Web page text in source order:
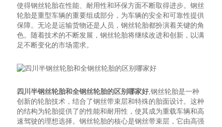
使得钢丝轮胎在性能、耐用性和环保方面不断取得进步。钢丝
轮胎是重型车辆的重要组成部分，为车辆的安全和可靠性提供
保障。无论是运输货物还是人员，钢丝轮胎都扮演着关键的角
色。随着技术的不断发展，钢丝轮胎将继续改进和创新，以满
足不断变化的市场需求。
四川半钢丝轮胎和全钢丝轮胎的区别哪家好,钢丝轮胎是一种
创新的轮胎技术，结合了钢丝带束层和特殊的胎面设计。这种
的结构为轮胎提供了的性能和耐用性，使其成为重载车辆和高
速驾驶的理想选择。钢丝轮胎的核心是钢丝带束层，它由高强